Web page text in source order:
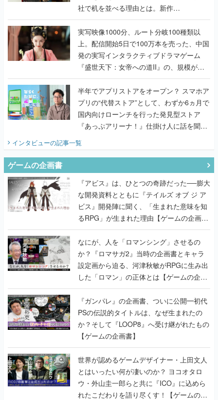
社で机を並べる理由とは。新作
『TATSUJIN EXTREME』で初タッグを組
んだレジェンド2人に訊く開発秘話
実写映像1000分、ルート分岐100種類以
上。配信開始5日で100万本を売った、中国
発の実写インタラクティブドラマゲーム
『盛世天下：女帝への道II』の、規模が違
うこだわりをプロデューサーに聞いた
半年でアプリストアをオープン？ スマホア
プリの“代替ストア”として、わずか6ヵ月で
国内向けローンチを行った発見型ストア
『あっぷアリーナ！』仕掛け人に話を聞い
インタビューの記事一覧
ゲームの企画書
『アビス』は、ひとつの奇跡だった──膨大
な開発資料とともに『テイルズ オブ ジ ア
ビス』開発陣に聞く、「生まれた意味を知
るRPG」が生まれた理由【ゲームの企画
書】
なにが、人を「ロマンシング」させるの
か？『ロマサガ2』当時の企画書とキャラ
設定画から迫る、河津秋敏がRPGに生み出
した「ロマン」の正体とは【ゲームの企画
書】
『ガンパレ』の企画書、ついに公開━初代
PSの伝説的タイトルは、なぜ生まれたの
か？そして『LOOP8』へ受け継がれたもの
【ゲームの企画書】
世界が認めるゲームデザイナー・上田文人
とはいったい何が凄いのか？ ヨコオタロ
ウ・外山圭一郎らと共に『ICO』に込めら
れたこだわりを語り尽くす！【ゲームの企